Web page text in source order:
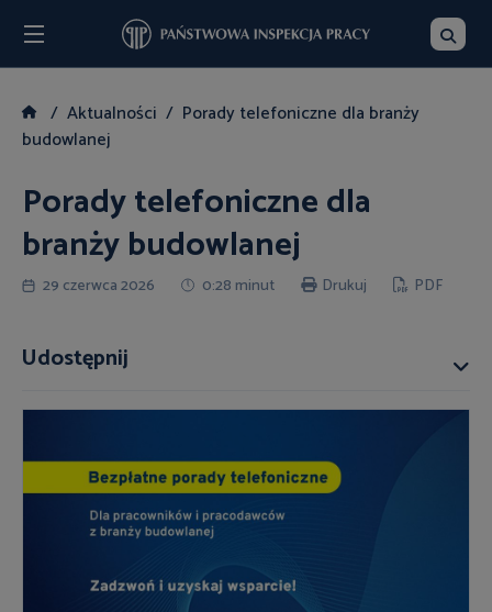
Aktualności
Porady telefoniczne dla branży
budowlanej
Porady telefoniczne dla
branży budowlanej
29 czerwca 2026 0:28 minut Drukuj PDF
Udostępnij
Szukaj